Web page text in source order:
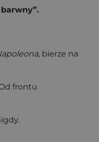
, bierze na
frontu